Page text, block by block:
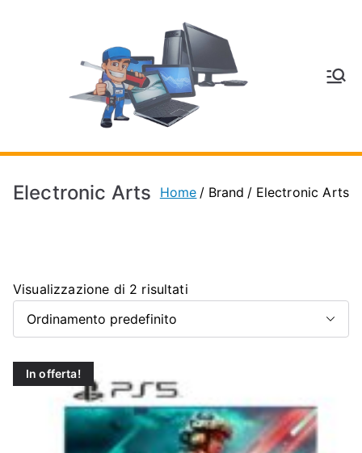
V
C
H
O
E
Inform
Telefo
Vignol
Electronic Arts Home Brand Electronic Arts
Visualizzazione di 2 risultati
In offerta!